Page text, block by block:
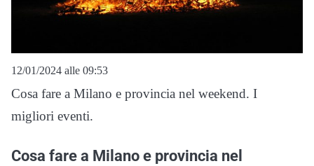
12/01/2024 alle 09:53
Cosa fare a Milano e provincia nel weekend. I
migliori eventi.
Cosa fare a Milano e provincia nel